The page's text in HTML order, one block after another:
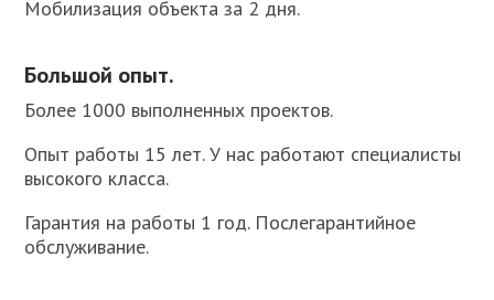
Мобилизация объекта за 2 дня.
Большой опыт.
Более 1000 выполненных проектов.
Опыт работы 15 лет. У нас работают специалисты
высокого класса.
Гарантия на работы 1 год. Послегарантийное
обслуживание.